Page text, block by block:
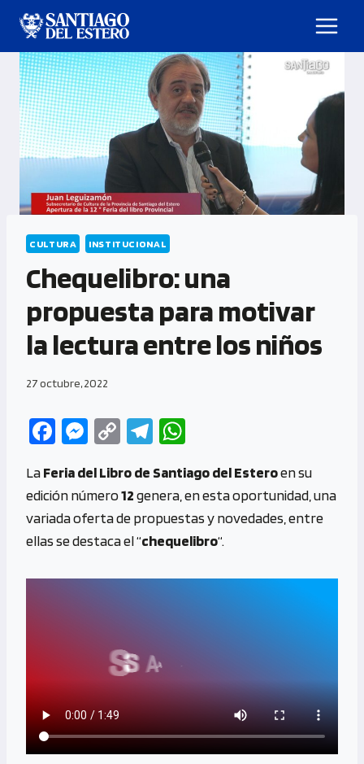
CULTURA INSTITUCIONAL
Chequelibro: una
propuesta para motivar
la lectura entre los niños
27 octubre, 2022
Fa
b
o
o
M
se
n
g
C
py
Li
n
Te
gr
a
m
at
s
A
p
LaFeria del Libro de Santiago del Esteroen su
edición número12genera, en esta oportunidad, una
variada oferta de propuestas y novedades, entre
ellas se destaca el “chequelibro“.